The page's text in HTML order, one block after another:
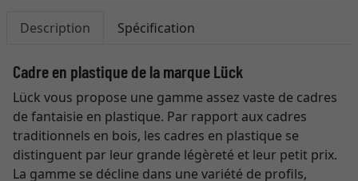
Description Spécification
Cadre en plastique de la marque Lück
Lück vous propose une gamme assez vaste de cadres
de fantaisie en plastique. Par rapport aux cadres
traditionnels en bois, les cadres en plastique se
distinguent par leur grande légèreté et leur petit prix.
La gamme se décline dans une variété de profils,